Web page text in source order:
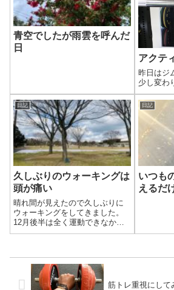
青空でしたが雨雲を呼んだ
日
アクテ
昨日はジ
少し変わ
日記
久しぶりのウォーキングは
頭が痛い
晴れ間が見えたので久しぶりに
ウォーキングをしてきました。
12月後半は全く運動できなかっ
たので、いきなり走らず準備運
て帰りました。そして帰る途中
には止んでし...
日記
いつも
えるだ
筋トレ重視にして